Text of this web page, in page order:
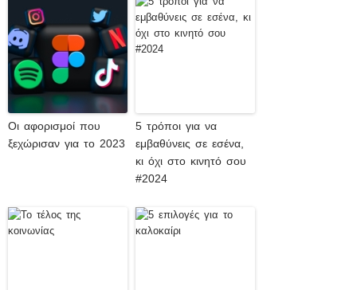
Οι αφορισμοί που
ξεχώρισαν για το 2023
5 τρόποι για να
εμβαθύνεις σε εσένα,
κι όχι στο κινητό σου
#2024